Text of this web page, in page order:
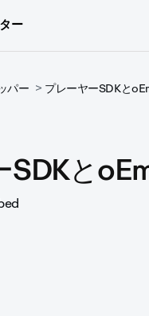
ー
パー プレーヤーSDKと
SDKと